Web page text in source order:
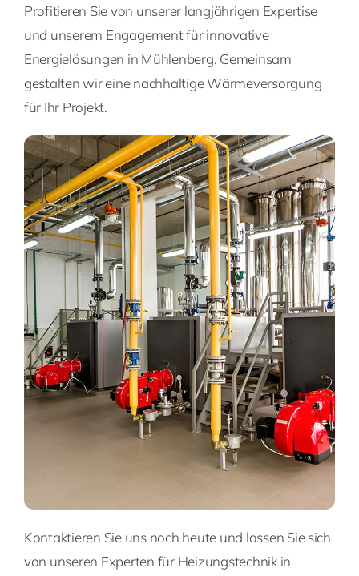
Profitieren Sie von unserer langjährigen Expertise
und unserem Engagement für innovative
Energielösungen in Mühlenberg. Gemeinsam
gestalten wir eine nachhaltige Wärmeversorgung
für Ihr Projekt.
Kontaktieren Sie uns noch heute und lassen Sie sich
von unseren Experten für Heizungstechnik in